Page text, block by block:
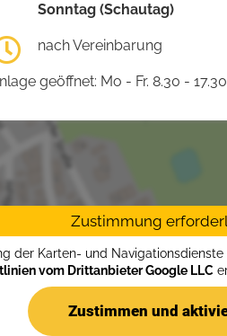
Sonntag (Schautag)
nach Vereinbarung
geöffnet: Mo - Fr. 8.30 -
Zustimmung
der Karten- und
vom Drittanbieter Google LLC
Zustimmen und